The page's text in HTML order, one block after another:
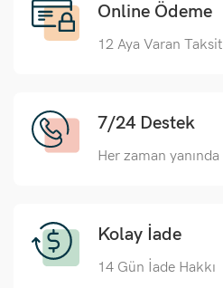
Online Ödeme
12 Aya Varan Taksit
7/24 Destek
Her zaman yanında
Kolay İade
14 Gün İade Hakkı